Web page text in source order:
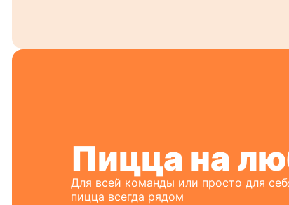
Пицца на
Для всей команды или просто для
пицца всегда рядом